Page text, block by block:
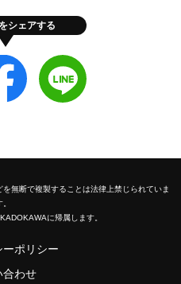
シェアする
Facebook
で
る
で
る
無断で複製することは法律上禁じられていま
に帰属します。
ーポリシー
合わせ